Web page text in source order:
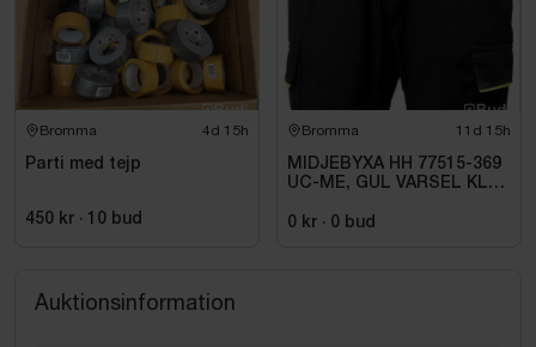
Bromma 4d 15h
Parti med tejp
450 kr · 10 bud
Bromma 11d 15h
MIDJEBYXA HH 77515-369
UC-ME, GUL VARSEL KL1.
0 kr · 0 bud
Auktionsinformation